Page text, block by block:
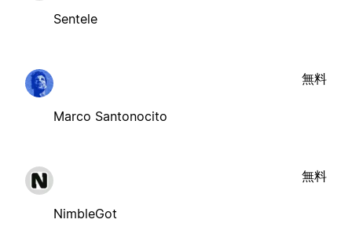
Sentele
Marco Santonocito
無料
NimbleGot
無料